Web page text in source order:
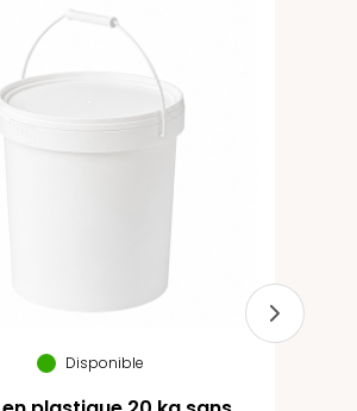
Disponible